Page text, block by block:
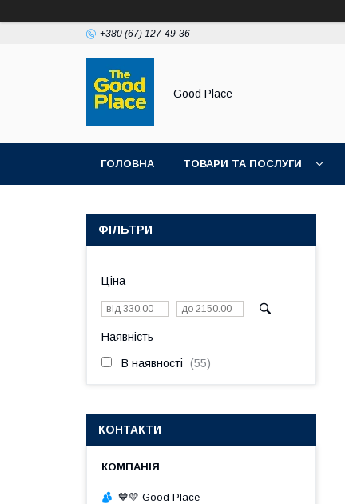
+380 (67) 127-49-36
Good Place
ГОЛОВНА ТОВАРИ ТА ПОСЛУГИ
ФІЛЬТРИ
Ціна
Наявність
В наявності 55
КОНТАКТИ
💙💛 Good Place